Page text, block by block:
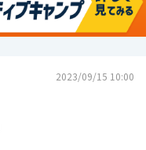
2023/09/15 10:00